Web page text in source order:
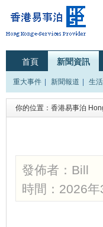
首頁 新聞資訊
重大事件 新聞報道 生
你的位置： 香港易事泊
發佈者： Bill
時間：2026